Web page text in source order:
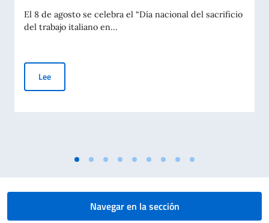
El 8 de agosto se celebra el “Día nacional del sacrificio
del trabajo italiano en...
LeeDía Nacional del Sacrificio del Trabajo Italiano en el Mundo
Navegar en la sección